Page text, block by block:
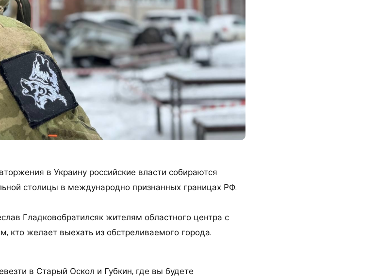
в Украину российские власти собираются
столицы в международно признанных границах РФ.
Гладковобратилсяк жителям областного центра с
кто желает выехать из обстреливаемого города.
в Старый Оскол и Губкин, где вы будете